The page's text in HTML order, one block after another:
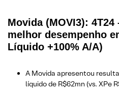
Movida (MOVI3):
melhor desempenho
Líquido +100% A/A)
A Movida apresentou
líquido de R$62mn (vs. XPe